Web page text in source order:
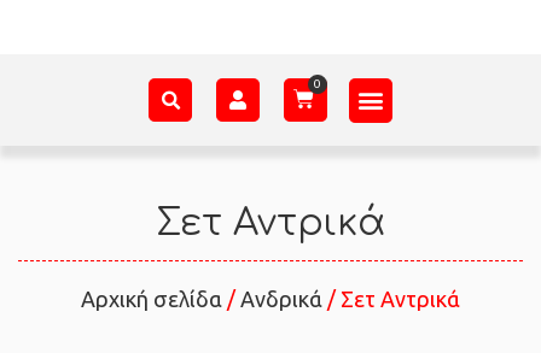
Σετ Αντρικά
Αρχική σελίδα / Ανδρικά / Σετ Αντρικά